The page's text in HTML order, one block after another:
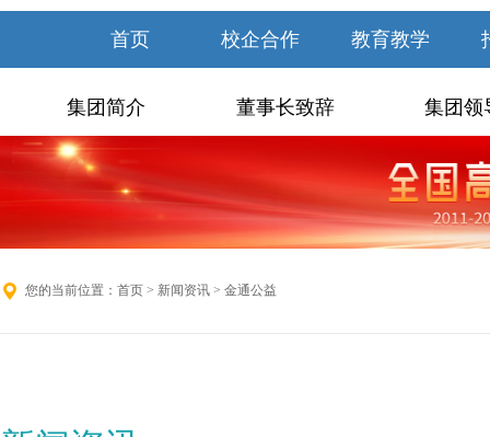
首页 校企合作 教育教学
集团简介 董事长致辞 集团领
您的当前位置： 首页 > 新闻资讯 > 金通公益